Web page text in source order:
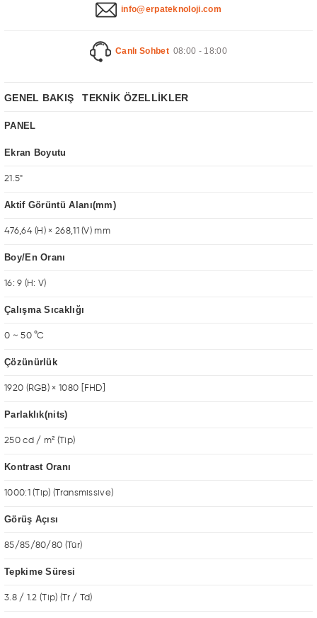
info@erpateknoloji.com
Canlı Sohbet 08:00 - 18:00
GENEL BAKIŞ TEKNİK ÖZELLİKLER
PANEL
Ekran Boyutu
21.5"
Aktif Görüntü Alanı(mm)
476,64 (H) × 268,11 (V) mm
Boy/En Oranı
16: 9 (H: V)
Çalışma Sıcaklığı
0 ~ 50 °C
Çözünürlük
1920 (RGB) × 1080 [FHD]
Parlaklık(nits)
250 cd / m² (Tip)
Kontrast Oranı
1000:1 (Tip) (Transmissive)
Görüş Açısı
85/85/80/80 (Tür)
Tepkime Süresi
3.8 / 1.2 (Tip) (Tr / Td)